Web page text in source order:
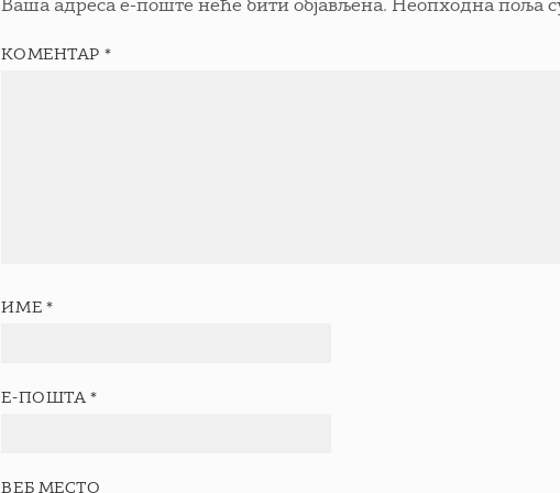
Ваша адреса е-поште неће бити објављена. Неопходна поља
КОМЕНТАР *
ИМЕ *
Е-ПОШТА *
ВЕБ МЕСТО